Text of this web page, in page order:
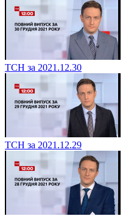
ТСН за 2021.12.30
ТСН за 2021.12.29